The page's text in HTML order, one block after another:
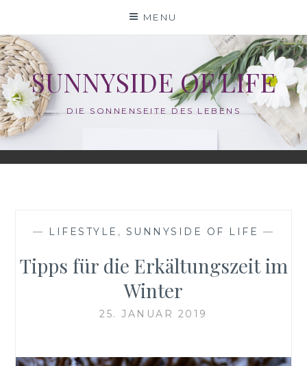
content
MENU
SUNNYSIDE OF LIFE
DIE SONNENSEITE DES LEBENS
— LIFESTYLE , SUNNYSIDE OF LIFE —
Tipps für die Erkältungszeit im
Winter
25. JANUAR 2019